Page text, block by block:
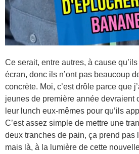
Ce serait, entre autres, à cause
écran, donc ils n’ont pas beaucoup
concrète. Moi, c’est drôle parce que
jeunes de première année devraient
leur lunch eux-mêmes pour qu’ils
C’est assez simple de mettre une
deux tranches de pain, ça prend pas
mais là, à la lumière de cette